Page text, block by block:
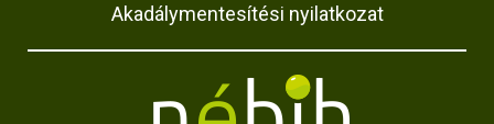
Akadálymentesítési nyilatkozat